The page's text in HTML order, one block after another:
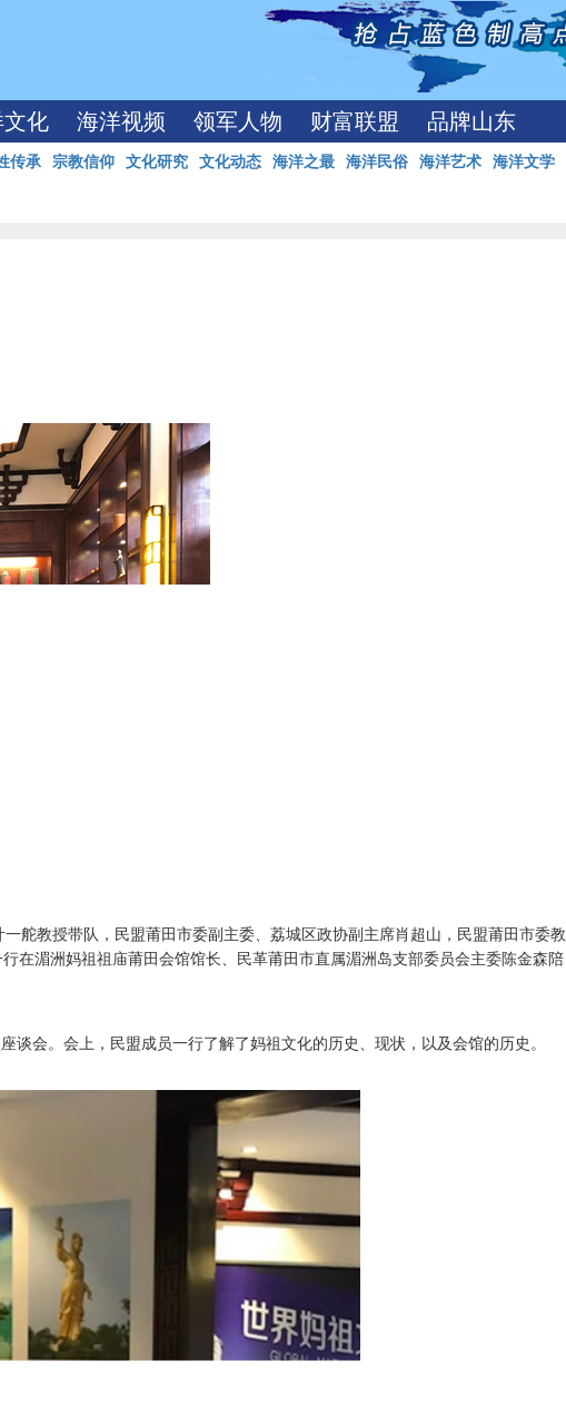
化 海洋视频 领军人物 财富联盟 品牌山东
传承 宗教信仰 文化研究 文化动态 海洋之最 海洋民俗 海洋艺术 海洋文学
教授带队，民盟莆田市委副主委、荔城区政协副主席肖超山，民盟莆田市委教
在湄洲妈祖祖庙莆田会馆馆长、民革莆田市直属湄洲岛支部委员会主委陈金森陪
会。会上，民盟成员一行了解了妈祖文化的历史、现状，以及会馆的历史。